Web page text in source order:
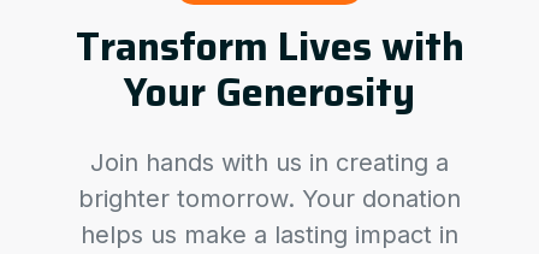
Transform Lives with
Your Generosity
Join hands with us in creating a
brighter tomorrow. Your donation
helps us make a lasting impact in